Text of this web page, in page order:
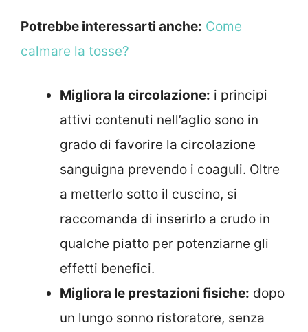
Potrebbe interessarti anche: Come
calmare la tosse?
Migliora la circolazione: i principi
attivi contenuti nell’aglio sono in
grado di favorire la circolazione
sanguigna prevendo i coaguli. Oltre
a metterlo sotto il cuscino, si
raccomanda di inserirlo a crudo in
qualche piatto per potenziarne gli
effetti benefici.
Migliora le prestazioni fisiche: dopo
un lungo sonno ristoratore, senza